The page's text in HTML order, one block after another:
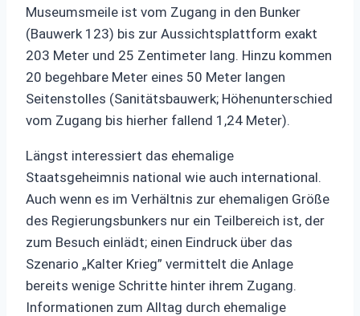
Museumsmeile ist vom Zugang in den Bunker
(Bauwerk 123) bis zur Aussichtsplattform exakt
203 Meter und 25 Zentimeter lang. Hinzu kommen
20 begehbare Meter eines 50 Meter langen
Seitenstolles (Sanitätsbauwerk; Höhenunterschied
vom Zugang bis hierher fallend 1,24 Meter).
Längst interessiert das ehemalige
Staatsgeheimnis national wie auch international.
Auch wenn es im Verhältnis zur ehemaligen Größe
des Regierungsbunkers nur ein Teilbereich ist, der
zum Besuch einlädt; einen Eindruck über das
Szenario „Kalter Krieg” vermittelt die Anlage
bereits wenige Schritte hinter ihrem Zugang.
Informationen zum Alltag durch ehemalige